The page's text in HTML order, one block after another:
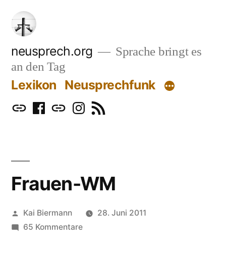
Zum
Inhalt
springen
neusprech.org
Sprache bringt es
an den Tag
Lexikon Neusprechfunk
MastodonFacebook
BlueskyInstagram
RSS
Frauen-WM
Veröffentlicht
von
Kai Biermann
28. Juni 2011
65 Kommentarezu